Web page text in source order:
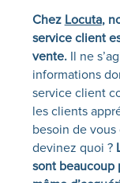
Chez Locuta,
service client
vente.Il ne
informations
service client
les clients
besoin de vous
devinez quoi ?
sont beaucoup